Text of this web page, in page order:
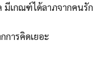
มีเกณฑ์ได้ลาภจากคนรัก
การคิดเยอะ